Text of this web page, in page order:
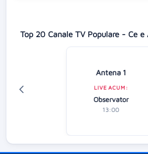
Top 20 Canale TV Populare - Ce e
Antena 1
LIVE ACUM:
Observator
13:00